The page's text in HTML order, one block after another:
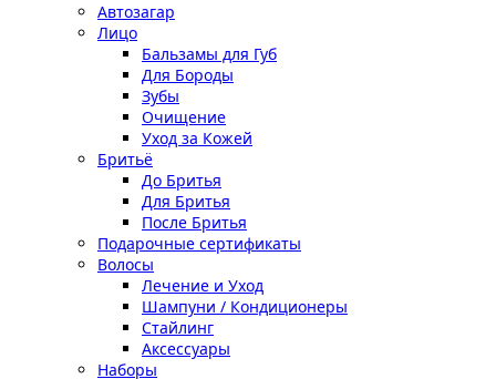
Автозагар
Лицо
Бальзамы для Губ
Для Бороды
Зубы
Очищение
Уход за Кожей
Бритьё
До Бритья
Для Бритья
После Бритья
Подарочные сертификаты
Волосы
Лечение и Уход
Шампуни / Кондиционеры
Стайлинг
Аксессуары
Наборы